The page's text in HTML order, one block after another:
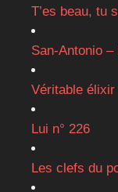
T’es beau, tu
San-Antonio –
Véritable
Lui n° 226
Les clefs du